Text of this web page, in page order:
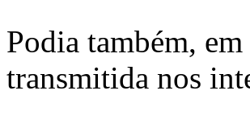
Podia também,
transmitida nos